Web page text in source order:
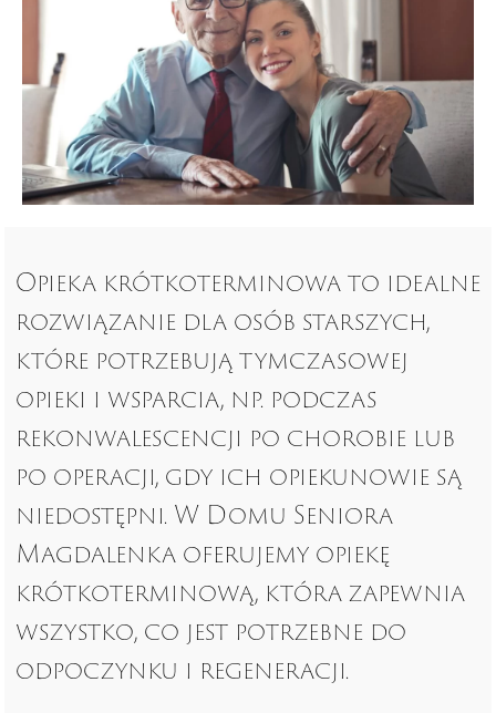
Opieka krótkoterminowa to idealne
rozwiązanie dla osób starszych,
które potrzebują tymczasowej
opieki i wsparcia, np. podczas
rekonwalescencji po chorobie lub
po operacji, gdy ich opiekunowie są
niedostępni. W Domu Seniora
Magdalenka oferujemy opiekę
krótkoterminową, która zapewnia
wszystko, co jest potrzebne do
odpoczynku i regeneracji.